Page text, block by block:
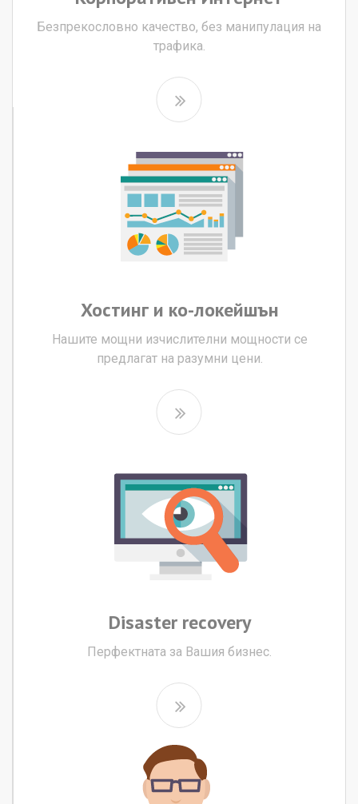
Безпрекословно качество, без манипулация на
трафика.
Хостинг и ко-локейшън
Нашите мощни изчислителни мощности се
предлагат на разумни цени.
Disaster recovery
Перфектната за Вашия бизнес.